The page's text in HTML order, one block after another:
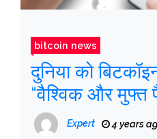
bitcoin news
दुनिया को
“वैश्विक और मुफ्त
विशेषज्ञ कहते हैं
Expert 4 years